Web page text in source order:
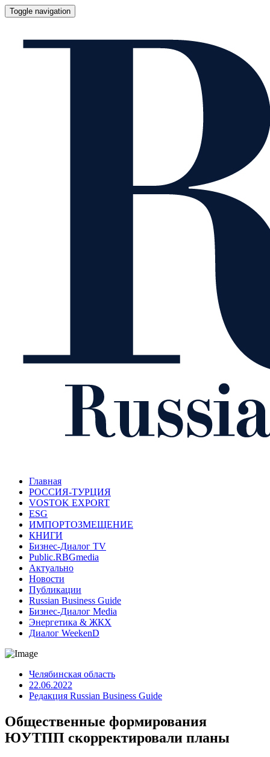
Toggle navigation
Главная
РОССИЯ-ТУРЦИЯ
VOSTOK EXPORT
ESG
ИМПОРТОЗМЕЩЕНИЕ
КНИГИ
Бизнес-Диалог TV
Public.RBGmedia
Актуально
Новости
Публикации
Russian Business Guide
Бизнес-Диалог Media
Энергетика & ЖКХ
Диалог WeekenD
Челябинская область
22.06.2022
Редакция Russian Business Guide
Общественные формирования
ЮУТПП скорректировали планы